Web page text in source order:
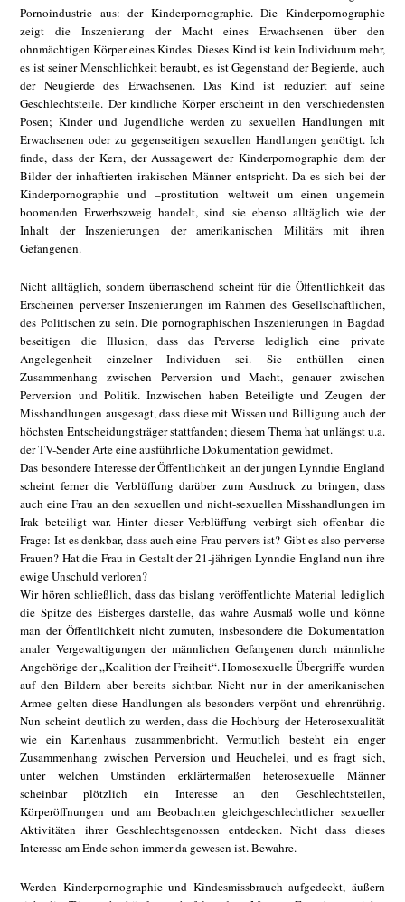
Pornoindustrie aus: der Kinderpornographie. Die Kinderpornographie
zeigt die Inszenierung der Macht eines Erwachsenen über den
ohnmächtigen Körper eines Kindes. Dieses Kind ist kein Individuum mehr,
es ist seiner Menschlichkeit beraubt, es ist Gegenstand der Begierde, auch
der Neugierde des Erwachsenen. Das Kind ist reduziert auf seine
Geschlechtsteile. Der kindliche Körper erscheint in den verschiedensten
Posen; Kinder und Jugendliche werden zu sexuellen Handlungen mit
Erwachsenen oder zu gegenseitigen sexuellen Handlungen genötigt. Ich
finde, dass der Kern, der Aussagewert der Kinderpornographie dem der
Bilder der inhaftierten irakischen Männer entspricht. Da es sich bei der
Kinderpornographie und –prostitution weltweit um einen ungemein
boomenden Erwerbszweig handelt, sind sie ebenso alltäglich wie der
Inhalt der Inszenierungen der amerikanischen Militärs mit ihren
Gefangenen.
Nicht alltäglich, sondern überraschend scheint für die Öffentlichkeit das
Erscheinen perverser Inszenierungen im Rahmen des Gesellschaftlichen,
des Politischen zu sein. Die pornographischen Inszenierungen in Bagdad
beseitigen die Illusion, dass das Perverse lediglich eine private
Angelegenheit einzelner Individuen sei. Sie enthüllen einen
Zusammenhang zwischen Perversion und Macht, genauer zwischen
Perversion und Politik. Inzwischen haben Beteiligte und Zeugen der
Misshandlungen ausgesagt, dass diese mit Wissen und Billigung auch der
höchsten Entscheidungsträger stattfanden; diesem Thema hat unlängst u.a.
der TV-Sender Arte eine ausführliche Dokumentation gewidmet.
Das besondere Interesse der Öffentlichkeit an der jungen Lynndie England
scheint ferner die Verblüffung darüber zum Ausdruck zu bringen, dass
auch eine Frau an den sexuellen und nicht-sexuellen Misshandlungen im
Irak beteiligt war. Hinter dieser Verblüffung verbirgt sich offenbar die
Frage: Ist es denkbar, dass auch eine Frau pervers ist? Gibt es also perverse
Frauen? Hat die Frau in Gestalt der 21-jährigen Lynndie England nun ihre
ewige Unschuld verloren?
Wir hören schließlich, dass das bislang veröffentlichte Material lediglich
die Spitze des Eisberges darstelle, das wahre Ausmaß wolle und könne
man der Öffentlichkeit nicht zumuten, insbesondere die Dokumentation
analer Vergewaltigungen der männlichen Gefangenen durch männliche
Angehörige der „Koalition der Freiheit“. Homosexuelle Übergriffe wurden
auf den Bildern aber bereits sichtbar. Nicht nur in der amerikanischen
Armee gelten diese Handlungen als besonders verpönt und ehrenrührig.
Nun scheint deutlich zu werden, dass die Hochburg der Heterosexualität
wie ein Kartenhaus zusammenbricht. Vermutlich besteht ein enger
Zusammenhang zwischen Perversion und Heuchelei, und es fragt sich,
unter welchen Umständen erklärtermaßen heterosexuelle Männer
scheinbar plötzlich ein Interesse an den Geschlechtsteilen,
Körperöffnungen und am Beobachten gleichgeschlechtlicher sexueller
Aktivitäten ihrer Geschlechtsgenossen entdecken. Nicht dass dieses
Interesse am Ende schon immer da gewesen ist. Bewahre.
Werden Kinderpornographie und Kindesmissbrauch aufgedeckt, äußern